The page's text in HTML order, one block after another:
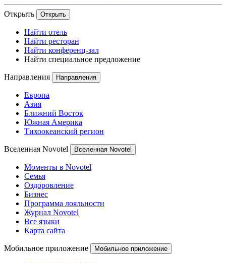
Открыть Открыть
Найти отель
Найти ресторан
Найти конференц-зал
Найти специальное предложение
Направления Направления
Европа
Азия
Ближний Восток
Южная Америка
Тихоокеанский регион
Вселенная Novotel Вселенная Novotel
Моменты в Novotel
Семья
Оздоровление
Бизнес
Программа лояльности
Журнал Novotel
Все языки
Карта сайта
Мобильное приложение Мобильное приложение